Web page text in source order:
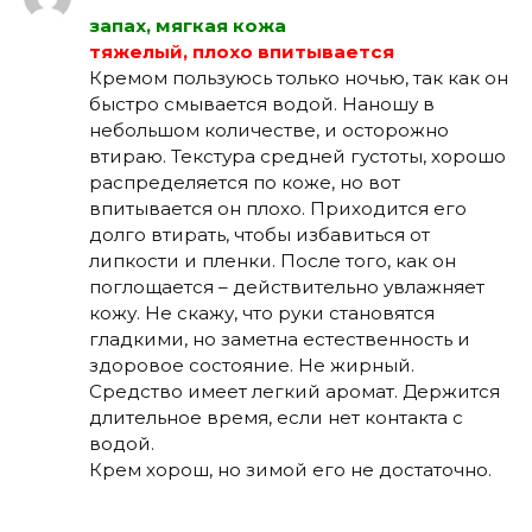
запах, мягкая кожа
тяжелый, плохо впитывается
Кремом пользуюсь только ночью, так как он
быстро смывается водой. Наношу в
небольшом количестве, и осторожно
втираю. Текстура средней густоты, хорошо
распределяется по коже, но вот
впитывается он плохо. Приходится его
долго втирать, чтобы избавиться от
липкости и пленки. После того, как он
поглощается – действительно увлажняет
кожу. Не скажу, что руки становятся
гладкими, но заметна естественность и
здоровое состояние. Не жирный.
Средство имеет легкий аромат. Держится
длительное время, если нет контакта с
водой.
Крем хорош, но зимой его не достаточно.